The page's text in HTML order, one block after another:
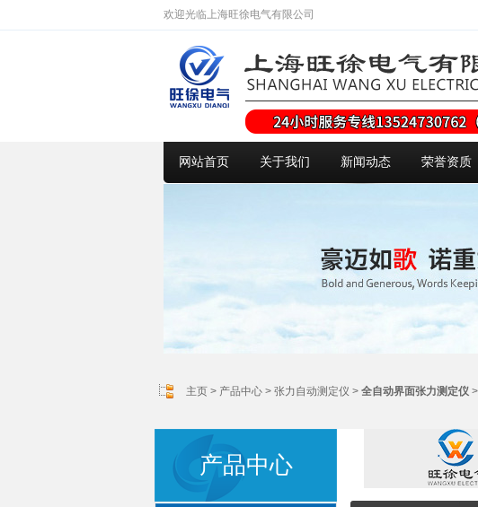
欢迎光临上海旺徐电气有限公司
网站首页 关于我们 新闻动态 荣誉资质
主页 > 产品中心 > 张力自动测定仪 > 全自动界面张力测定仪
产品中心